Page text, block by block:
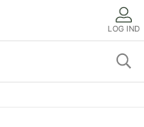
LOG IND